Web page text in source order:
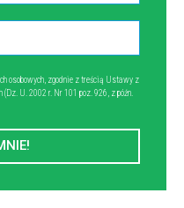
osobowych, zgodnie z treścią Ustawy z
(Dz. U. 2002 r. Nr 101 poz. 926, z późn.